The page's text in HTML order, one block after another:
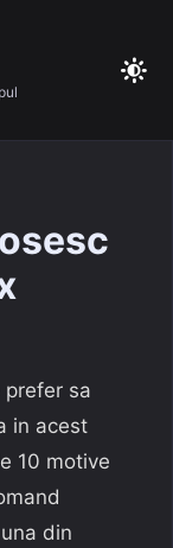
sa
in acest
10 motive
din